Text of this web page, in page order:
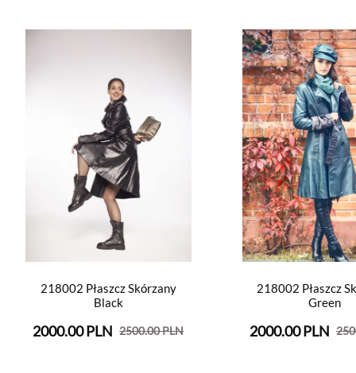
218002 Płaszcz Skórzany
Black
2000.00 PLN 2500.00 PLN
218002 Płaszcz
Green
2000.00 PLN